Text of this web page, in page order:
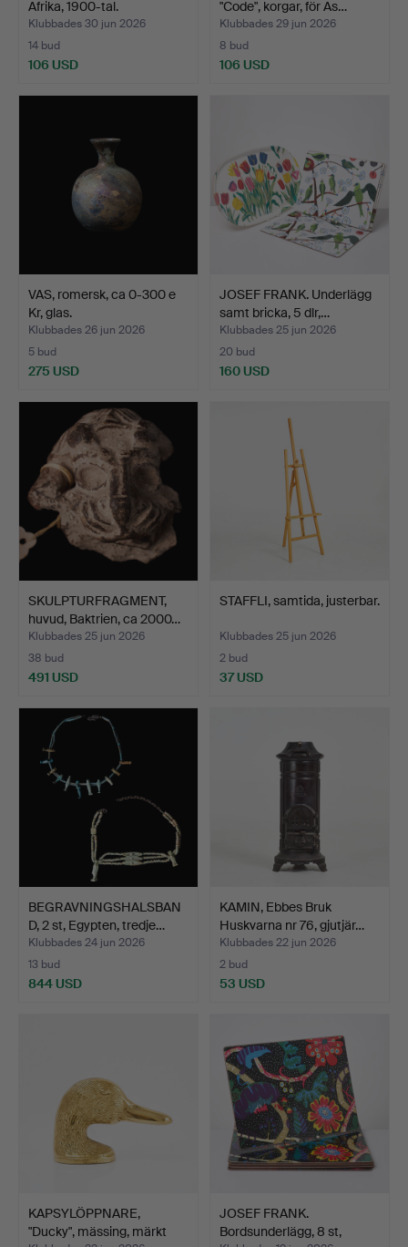
Afrika, 1900-tal.
Klubbades 30 jun 2026
14 bud
106 USD
"Code", korgar, för As…
Klubbades 29 jun 2026
8 bud
106 USD
VAS, romersk, ca 0-300 e
Kr, glas.
Klubbades 26 jun 2026
5 bud
275 USD
JOSEF FRANK. Underlägg
samt bricka, 5 dlr,…
Klubbades 25 jun 2026
20 bud
160 USD
SKULPTURFRAGMENT,
huvud, Baktrien, ca 2000…
Klubbades 25 jun 2026
38 bud
491 USD
STAFFLI, samtida, justerbar.
Klubbades 25 jun 2026
2 bud
37 USD
BEGRAVNINGSHALSBAN
D, 2 st, Egypten, tredje…
Klubbades 24 jun 2026
13 bud
844 USD
KAMIN, Ebbes Bruk
Huskvarna nr 76, gjutjär…
Klubbades 22 jun 2026
2 bud
53 USD
KAPSYLÖPPNARE,
"Ducky", mässing, märkt
JOSEF FRANK.
Bordsunderlägg, 8 st,